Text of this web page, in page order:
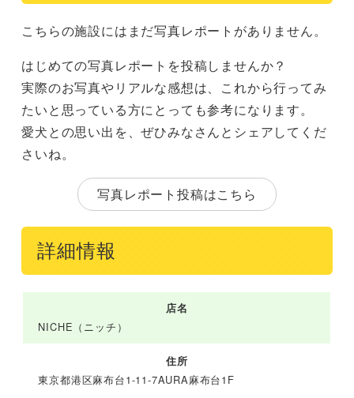
こちらの施設にはまだ写真レポートがありません。
はじめての写真レポートを投稿しませんか？
実際のお写真やリアルな感想は、これから行ってみ
たいと思っている方にとっても参考になります。
愛犬との思い出を、ぜひみなさんとシェアしてくだ
さいね。
写真レポート投稿はこちら
詳細情報
店名
NICHE（ニッチ）
住所
東京都港区麻布台1-11-7AURA麻布台1F